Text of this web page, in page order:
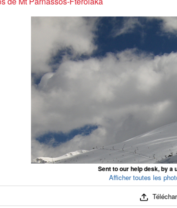
Sent to our help desk, by a
Afficher toutes les